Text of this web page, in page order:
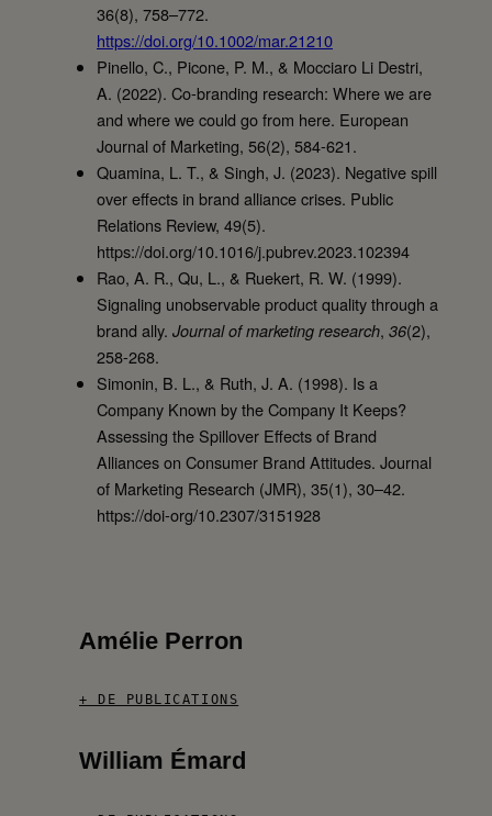
36(8), 758–772.
https://doi.org/10.1002/mar.21210
Pinello, C., Picone, P. M., & Mocciaro Li Destri,
A. (2022). Co-branding research: Where we are
and where we could go from here. European
Journal of Marketing, 56(2), 584-621.
Quamina, L. T., & Singh, J. (2023). Negative spill
over effects in brand alliance crises. Public
Relations Review, 49(5).
https://doi.org/10.1016/j.pubrev.2023.102394
Rao, A. R., Qu, L., & Ruekert, R. W. (1999).
Signaling unobservable product quality through a
brand ally. Journal of marketing research, 36(2),
258-268.
Simonin, B. L., & Ruth, J. A. (1998). Is a
Company Known by the Company It Keeps?
Assessing the Spillover Effects of Brand
Alliances on Consumer Brand Attitudes. Journal
of Marketing Research (JMR), 35(1), 30–42.
https://doi-org/10.2307/3151928
Amélie Perron
+ DE PUBLICATIONS
William Émard